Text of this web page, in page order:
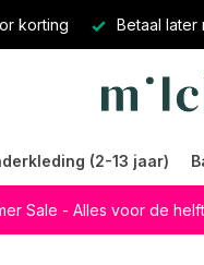
korting Betaal later
(2-13 jaar)
Sale - Alles voor de